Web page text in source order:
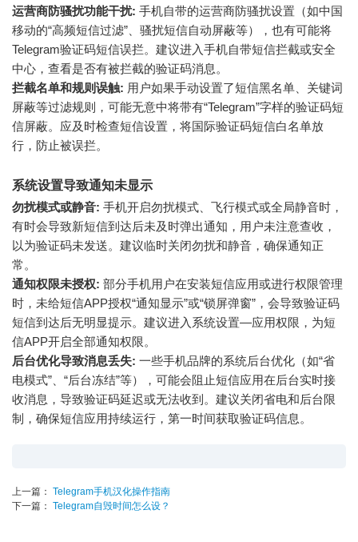
运营商防骚扰功能干扰: 手机自带的运营商防骚扰设置（如中国
移动的“高频短信过滤”、骚扰短信自动屏蔽等），也有可能将
Telegram验证码短信误拦。建议进入手机自带短信拦截或安全
中心，查看是否有被拦截的验证码消息。
拦截名单和规则误触: 用户如果手动设置了短信黑名单、关键词
屏蔽等过滤规则，可能无意中将带有“Telegram”字样的验证码短
信屏蔽。应及时检查短信设置，将国际验证码短信白名单放
行，防止被误拦。
系统设置导致通知未显示
勿扰模式或静音: 手机开启勿扰模式、飞行模式或全局静音时，
有时会导致新短信到达后未及时弹出通知，用户未注意查收，
以为验证码未发送。建议临时关闭勿扰和静音，确保通知正
常。
通知权限未授权: 部分手机用户在安装短信应用或进行权限管理
时，未给短信APP授权“通知显示”或“锁屏弹窗”，会导致验证码
短信到达后无明显提示。建议进入系统设置—应用权限，为短
信APP开启全部通知权限。
后台优化导致消息丢失: 一些手机品牌的系统后台优化（如“省
电模式”、“后台冻结”等），可能会阻止短信应用在后台实时接
收消息，导致验证码延迟或无法收到。建议关闭省电和后台限
制，确保短信应用持续运行，第一时间获取验证码信息。
上一篇： Telegram手机汉化操作指南
下一篇： Telegram自毁时间怎么设？